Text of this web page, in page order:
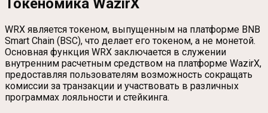
WRX является токеном, выпущенным на платформе BNB
Smart Chain (BSC), что делает его токеном, а не монетой.
Основная функция WRX заключается в служении
внутренним расчетным средством на платформе WazirX,
предоставляя пользователям возможность сокращать
комиссии за транзакции и участвовать в различных
программах лояльности и стейкинга.